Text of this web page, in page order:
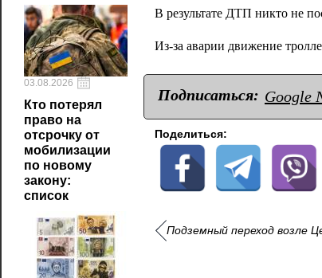
03.08.2026
Кто потерял
право на
отсрочку от
мобилизации
по новому
закону:
список
В результате ДТП никто не
Из-за аварии движение
Подписаться: Google
Поделиться:
Подземный переход возле